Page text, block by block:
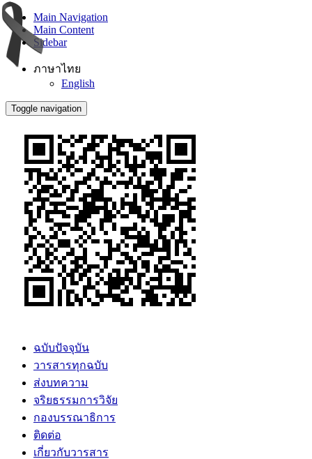
Main Navigation
Main Content
Sidebar
ภาษาไทย
English
Toggle navigation
ฉบับปัจจุบัน
วารสารทุกฉบับ
ส่งบทความ
จริยธรรมการวิจัย
กองบรรณาธิการ
ติดต่อ
เกี่ยวกับวารสาร